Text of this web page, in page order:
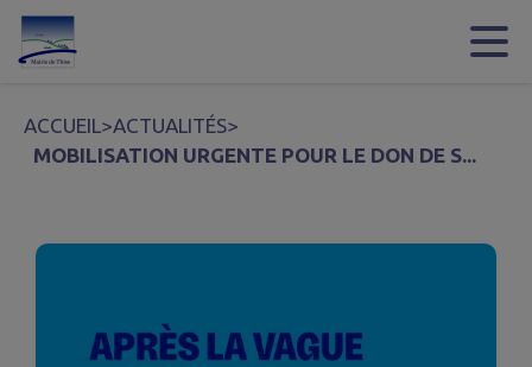
Contenu
ACCUEIL>ACTUALITÉS>
MOBILISATION URGENTE POUR LE DON DE S...